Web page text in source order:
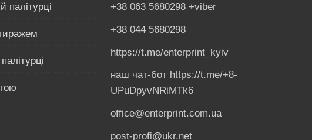
палітурці +38 063 5680298 +viber
+38 044 5680298
https://t.me/enterprint_kyiv
наш чат-бот https://t.me/+8-
UPuDpyvNRiMTk6
office@enterprint.com.ua
post-profi@ukr.net